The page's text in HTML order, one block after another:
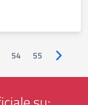
54 55 Pagina